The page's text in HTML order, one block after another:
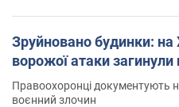
Зруйновано будинки: на
ворожої атаки
Правоохоронці документують
воєнний злочин